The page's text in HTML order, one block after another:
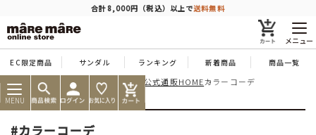
合計8,000円（税込）以上で送料無料
メニュー
EC限定商品 サンダル ランキング 新着商品 商品一覧
MENU
痛くならない靴ならマーレマーレ公式通販HOMEカラーコーデ
#カラーコーデ
商品を探す
人気ワード #コンフォート #パンプス #スニーカー #ブーツ
タイプ